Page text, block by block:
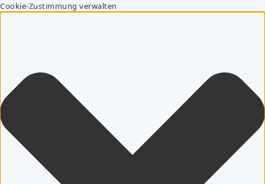
Cookie-Zustimmung verwalten